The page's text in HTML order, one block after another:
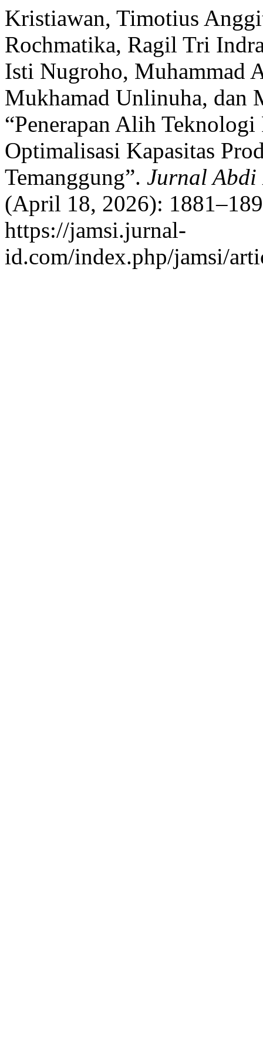
Kristiawan, Timotius
Rochmatika, Ragil Tri
Isti Nugroho, Muhammad
Mukhamad Unlinuha, dan
“Penerapan Alih
Optimalisasi Kapasitas
Temanggung”. Jurnal Abdi
(April 18, 2026):
https://jamsi.jurnal-
id.com/index.php/jamsi/